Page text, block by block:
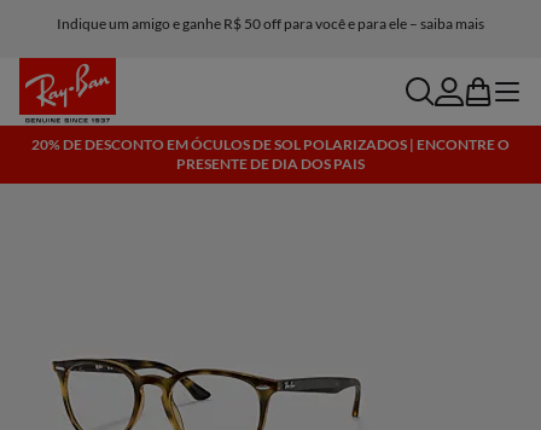
Indique um amigo e ganhe R$ 50 off para você e para ele – saiba mais
searchaccount
bag menu
20% DE DESCONTO EM ÓCULOS DE SOL POLARIZADOS | ENCONTRE O
PRESENTE DE DIA DOS PAIS